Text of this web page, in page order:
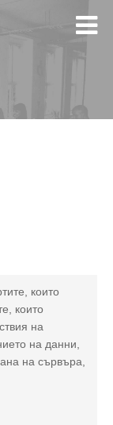
които
които
на
на данни,
на сървъра,